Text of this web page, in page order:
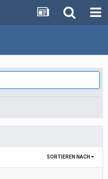
SORTIEREN NACH